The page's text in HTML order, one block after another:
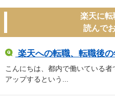
楽天に転
読んで
楽天への転職、転職後
こんにちは、都内で働いている
アップするという...